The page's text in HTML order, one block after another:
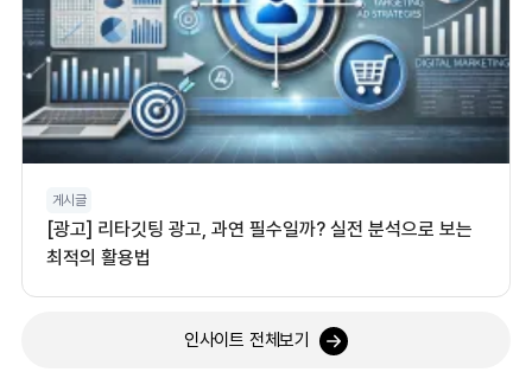
게시글
[광고] 리타깃팅 광고, 과연 필수일까? 실전 분석으로 보는
최적의 활용법
인사이트 전체보기